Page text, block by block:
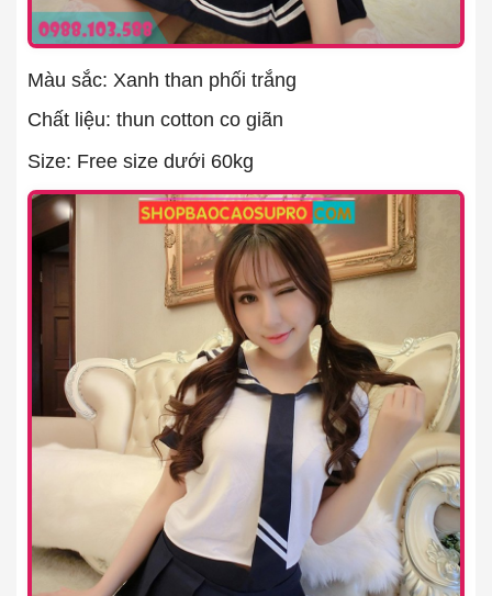
Màu sắc: Xanh than phối trắng
Chất liệu: thun cotton co giãn
Size: Free size dưới 60kg